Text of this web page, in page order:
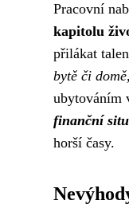
Pracovní
kapitolu
přilákat
bytě či
ubytováním
finanční
horší časy.